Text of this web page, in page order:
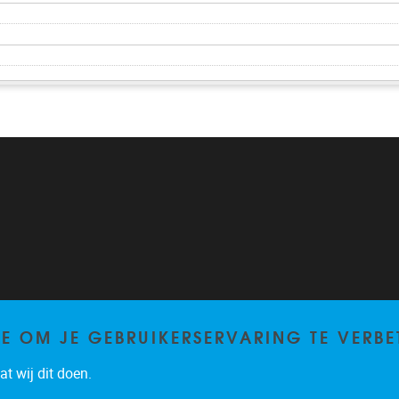
JE GEBRUIKERSERVARING TE
wij dit doen.